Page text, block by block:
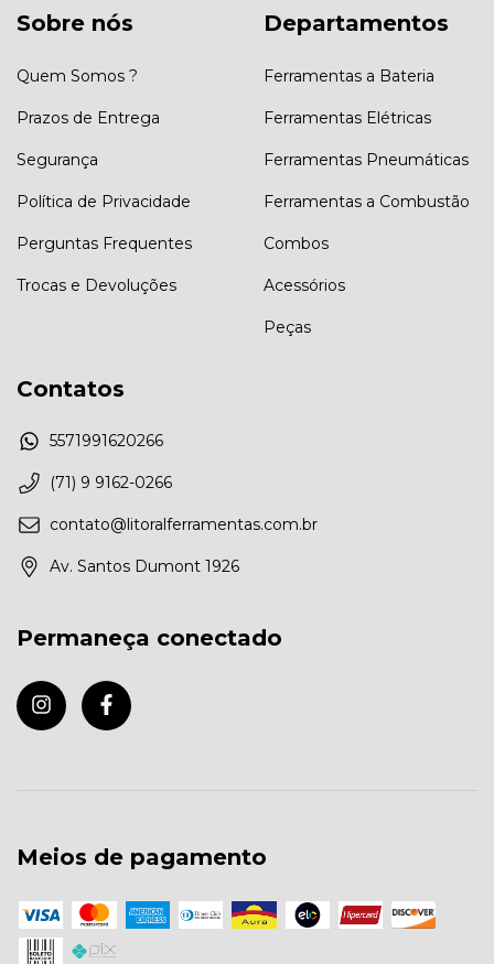
Sobre nós
Quem Somos ?
Prazos de Entrega
Segurança
Política de Privacidade
Perguntas Frequentes
Trocas e Devoluções
Departamentos
Ferramentas a Bateria
Ferramentas Elétricas
Ferramentas Pneumáticas
Ferramentas a Combustão
Combos
Acessórios
Peças
Contatos
5571991620266
(71) 9 9162-0266
contato@litoralferramentas.com.br
Av. Santos Dumont 1926
Permaneça conectado
Meios de pagamento